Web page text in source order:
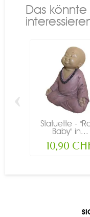
Das
Statuette -
Baby" in...
10,90
‹